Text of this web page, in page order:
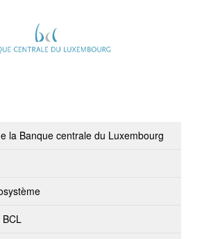
la Banque centrale du Luxembourg